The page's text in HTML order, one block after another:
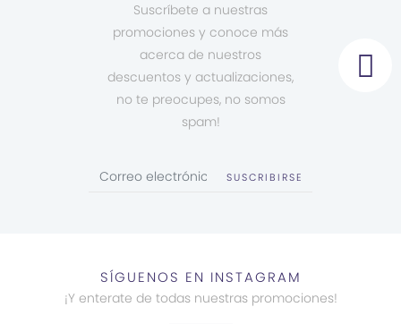
Suscríbete a nuestras
promociones y conoce más
acerca de nuestros
descuentos y actualizaciones,
no te preocupes, no somos
spam!
SUSCRIBIRSE
SÍGUENOS EN INSTAGRAM
¡Y enterate de todas nuestras promociones!